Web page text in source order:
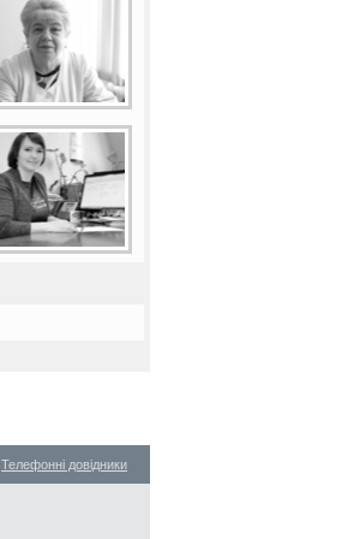
Телефонні довідники